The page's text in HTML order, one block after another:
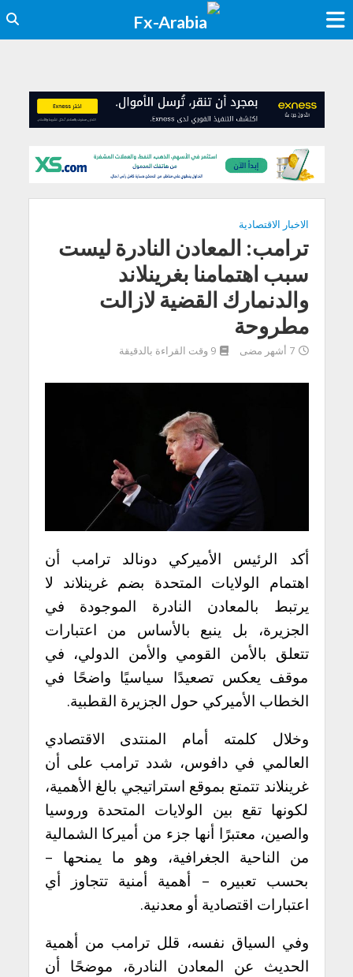
الاخبار الاقتصادية
ترامب: المعادن النادرة ليست
سبب اهتمامنا بغرينلاند
والدنمارك القضية لازالت
مطروحة
7 أشهر مضى 9 وقت القراءة بالدقيقة
أكد الرئيس الأميركيدونالد ترامب أن
اهتمام الولايات المتحدة بضمغرينلاند لا
يرتبط بالمعادن النادرة الموجودة في
الجزيرة، بل ينبع بالأساس من اعتبارات
تتعلق بالأمن القومي والأمن الدولي، في
موقف يعكس تصعيدًا سياسيًا واضحًا في
الخطاب الأميركي حول الجزيرة القطبية.
وخلال كلمته أمام المنتدى الاقتصادي
العالمي في دافوس، شدد ترامب على أن
غرينلاند تتمتع بموقع استراتيجي بالغ الأهمية،
لكونها تقع بين الولايات المتحدة وروسيا
والصين، معتبرًا أنها جزء من أميركا الشمالية
من الناحية الجغرافية، وهو ما يمنحها –
بحسب تعبيره – أهمية أمنية تتجاوز أي
اعتبارات اقتصادية أو معدنية.
وفي السياق نفسه، قلل ترامب من أهمية
الحديث عن المعادن النادرة، موضحًا أن